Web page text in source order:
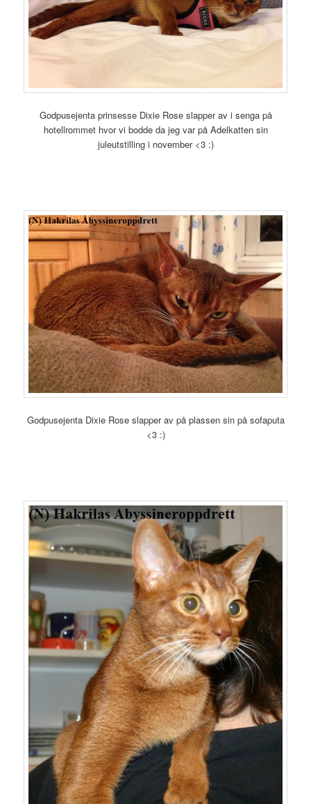
Godpusejenta prinsesse Dixie Rose slapper av i senga på
hotellrommet hvor vi bodde da jeg var på Adelkatten sin
juleutstilling i november <3 :)
Godpusejenta Dixie Rose slapper av på plassen sin på sofaputa
<3 :)